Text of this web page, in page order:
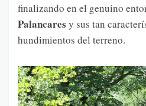
finalizando en el genuino
Palancares y sus tan
hundimientos del terreno.